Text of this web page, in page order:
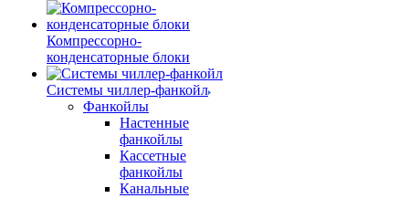
Компрессорно-
конденсаторные блоки
Системы чиллер-фанкойл
Фанкойлы
Настенные
фанкойлы
Кассетные
фанкойлы
Канальные